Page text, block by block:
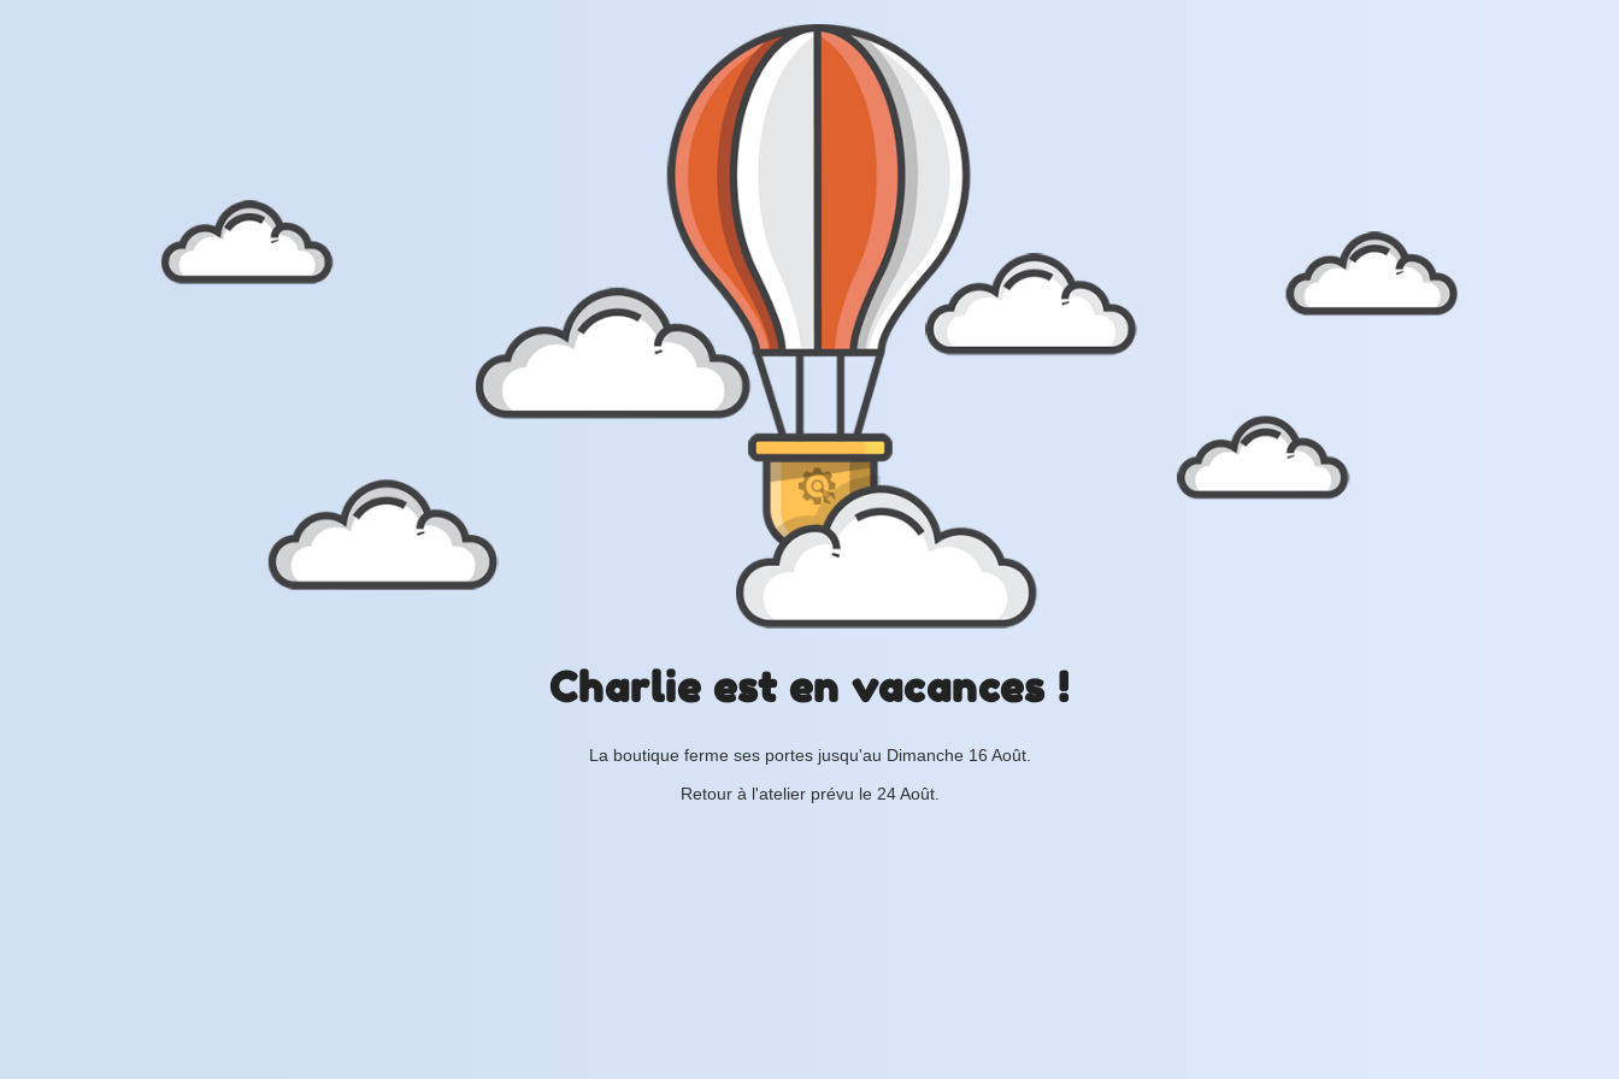
Charlie est en vacances !
La boutique ferme ses portes jusqu'au Dimanche 16 Août.
Retour à l'atelier prévu le 24 Août.